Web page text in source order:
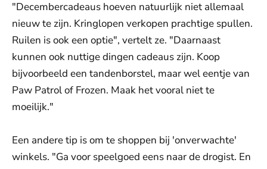
"Decembercadeaus hoeven natuurlijk niet allemaal
nieuw te zijn. Kringlopen verkopen prachtige spullen.
Ruilen is ook een optie", vertelt ze. "Daarnaast
kunnen ook nuttige dingen cadeaus zijn. Koop
bijvoorbeeld een tandenborstel, maar wel eentje van
Paw Patrol of Frozen. Maak het vooral niet te
moeilijk."
Een andere tip is om te shoppen bij 'onverwachte'
winkels. "Ga voor speelgoed eens naar de drogist. En